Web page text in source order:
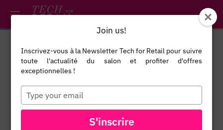
AL
Arnaud
Directeur
Marketing et
Innovation
*/
Join us!
Inscrivez-vous à la Newsletter Tech for Retail pour suivre
toute l'actualité du salon et profiter d'offres
exceptionnelles !
Type
your
email
S'inscrire